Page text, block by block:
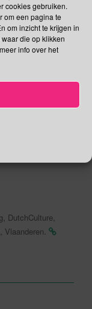
cookies gebruiken.
om een pagina te
om inzicht te krijgen in
die op klikken
info over het
in Oostende
Anna Luyten
dood herdacht
Elf Haarlemse
, DutchCulture,
, Vlaanderen.